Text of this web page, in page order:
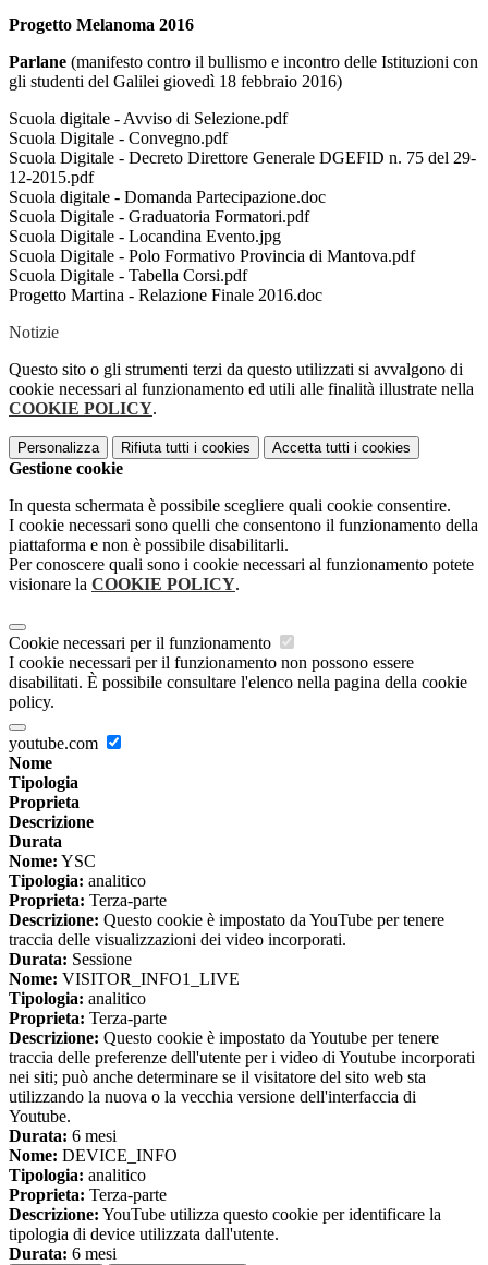
Progetto Melanoma 2016
Parlane (manifesto contro il bullismo e incontro delle Istituzioni con
gli studenti del Galilei giovedì 18 febbraio 2016)
Scuola digitale - Avviso di Selezione.pdf
Scuola Digitale - Convegno.pdf
Scuola Digitale - Decreto Direttore Generale DGEFID n. 75 del 29-
12-2015.pdf
Scuola digitale - Domanda Partecipazione.doc
Scuola Digitale - Graduatoria Formatori.pdf
Scuola Digitale - Locandina Evento.jpg
Scuola Digitale - Polo Formativo Provincia di Mantova.pdf
Scuola Digitale - Tabella Corsi.pdf
Progetto Martina - Relazione Finale 2016.doc
Notizie
Questo sito o gli strumenti terzi da questo utilizzati si avvalgono di
cookie necessari al funzionamento ed utili alle finalità illustrate nella
COOKIE POLICY.
Personalizza Rifiuta tutti i cookies Accetta tutti i cookies
Gestione cookie
In questa schermata è possibile scegliere quali cookie consentire.
I cookie necessari sono quelli che consentono il funzionamento della
piattaforma e non è possibile disabilitarli.
Per conoscere quali sono i cookie necessari al funzionamento potete
visionare la COOKIE POLICY.
Cookie necessari per il funzionamento
I cookie necessari per il funzionamento non possono essere
disabilitati. È possibile consultare l'elenco nella pagina della cookie
policy.
youtube.com
Nome
Tipologia
Proprieta
Descrizione
Durata
Nome: YSC
Tipologia: analitico
Proprieta: Terza-parte
Descrizione: Questo cookie è impostato da YouTube per tenere
traccia delle visualizzazioni dei video incorporati.
Durata: Sessione
Nome: VISITOR_INFO1_LIVE
Tipologia: analitico
Proprieta: Terza-parte
Descrizione: Questo cookie è impostato da Youtube per tenere
traccia delle preferenze dell'utente per i video di Youtube incorporati
nei siti; può anche determinare se il visitatore del sito web sta
utilizzando la nuova o la vecchia versione dell'interfaccia di
Youtube.
Durata: 6 mesi
Nome: DEVICE_INFO
Tipologia: analitico
Proprieta: Terza-parte
Descrizione: YouTube utilizza questo cookie per identificare la
tipologia di device utilizzata dall'utente.
Durata: 6 mesi